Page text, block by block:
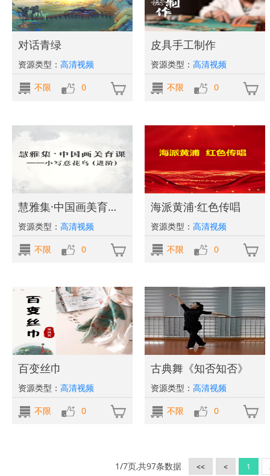
对话青绿
资源类型： 高清视频
不限
0
皮具手工制作
资源类型： 高清视频
不限
0
慧雅集·中国画美育课—小写意花鸟（进阶）
资源类型： 高清视频
不限
0
海派黄浦·红色传唱
资源类型： 高清视频
不限
0
百变丝巾
资源类型： 高清视频
不限
0
古典舞《知否知否》
资源类型： 高清视频
不限
0
1/7页,共97条数据 << < 1